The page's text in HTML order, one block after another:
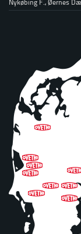
Nykøbing F., Øernes